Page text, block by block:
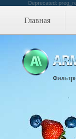
Deprecated:
Главная